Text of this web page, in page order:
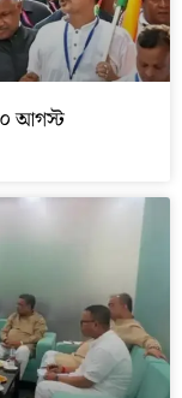
আগস্ট